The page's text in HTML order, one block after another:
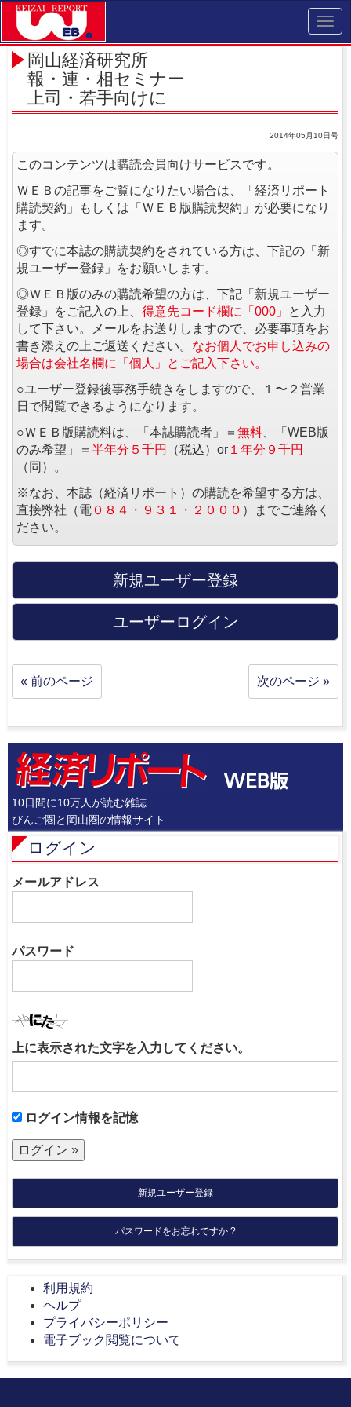
岡山経済研究所
報・連・相セミナー
上司・若手向けに
2014年05月10日号
このコンテンツは購読会員向けサービスです。
ＷＥＢの記事をご覧になりたい場合は、「経済リポート
購読契約」もしくは「ＷＥＢ版購読契約」が必要になり
ます。
◎すでに本誌の購読契約をされている方は、下記の「新
規ユーザー登録」をお願いします。
◎ＷＥＢ版のみの購読希望の方は、下記「新規ユーザー
登録」をご記入の上、 得意先コード欄に「000」
と入力
して下さい。メールをお送りしますので、必要事項をお
書き添えの上ご返送ください。 なお個人でお申し込みの
場合は会社名欄に「個人」とご記入下さい。
○ユーザー登録後事務手続きをしますので、１〜２営業
日で閲覧できるようになります。
○ＷＥＢ版購読料は、「本誌購読者」＝ 無料 、「WEB版
のみ希望」＝ 半年分５千円 （税込）or １年分９千円
（同）。
※なお、本誌（経済リポート）の購読を希望する方は、
直接弊社（電 ０８４・９３１・２０００ ）までご連絡く
ださい。
新規ユーザー登録
ユーザーログイン
« 前のページ 次のページ »
10日間に10万人が読む雑誌
びんご圏と岡山圏の情報サイト
ログイン
メールアドレス
パスワード
上に表示された文字を入力してください。
ログイン情報を記憶
新規ユーザー登録
パスワードをお忘れですか ?
利用規約
ヘルプ
プライバシーポリシー
電子ブック閲覧について